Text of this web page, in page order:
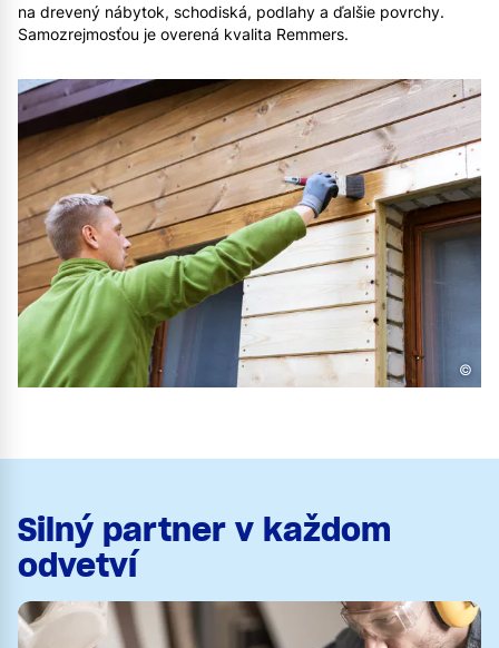
na drevený nábytok, schodiská, podlahy a ďalšie povrchy.
Samozrejmosťou je overená kvalita Remmers.
©
Silný partner v každom
odvetví